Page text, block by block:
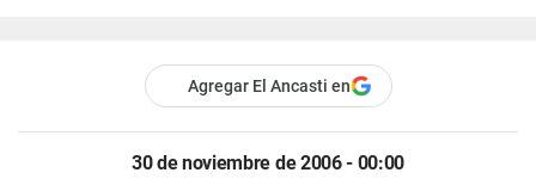
Agregar El Ancasti en
30 de noviembre de 2006 - 00:00